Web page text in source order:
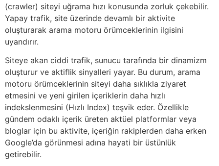
(crawler) siteyi uğrama hızı konusunda zorluk çekebilir.
Yapay trafik, site üzerinde devamlı bir aktivite
oluşturarak arama motoru örümceklerinin ilgisini
uyandırır.
Siteye akan ciddi trafik, sunucu tarafında bir dinamizm
oluşturur ve aktiflik sinyalleri yayar. Bu durum, arama
motoru örümceklerinin siteyi daha sıklıkla ziyaret
etmesini ve yeni girilen içeriklerin daha hızlı
indekslenmesini (Hızlı Index) teşvik eder. Özellikle
gündem odaklı içerik üreten aktüel platformlar veya
bloglar için bu aktivite, içeriğin rakiplerden daha erken
Google’da görünmesi adına hayati bir üstünlük
getirebilir.